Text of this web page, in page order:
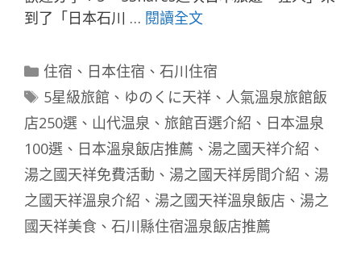
到了「日本石川 … 閱讀全文
分
類
住宿 、 日本住宿 、 石川住宿
標
籤
5星級旅館 、 ゆのくに天祥、 人氣溫泉旅館飯
店250選 、 山代温泉 、 旅館百選介紹 、 日本温泉
100選 、 日本溫泉飯店推薦 、 湯之國天祥介紹 、
湯之國天祥免費活動 、 湯之國天祥房間介紹 、 湯
之國天祥溫泉介紹 、 湯之國天祥溫泉飯店 、 湯之
國天祥美食 、 石川縣住宿溫泉飯店推薦